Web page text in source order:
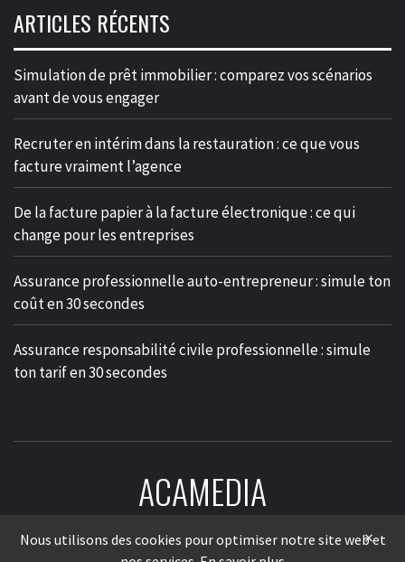
ARTICLES RÉCENTS
Simulation de prêt immobilier : comparez vos scénarios
avant de vous engager
Recruter en intérim dans la restauration : ce que vous
facture vraiment l’agence
De la facture papier à la facture électronique : ce qui
change pour les entreprises
Assurance professionnelle auto-entrepreneur : simule ton
coût en 30 secondes
Assurance responsabilité civile professionnelle : simule
ton tarif en 30 secondes
ACAMEDIA
LE MÉDIA DES ENTREPRISES ×
Nous utilisons des cookies pour optimiser notre site web et